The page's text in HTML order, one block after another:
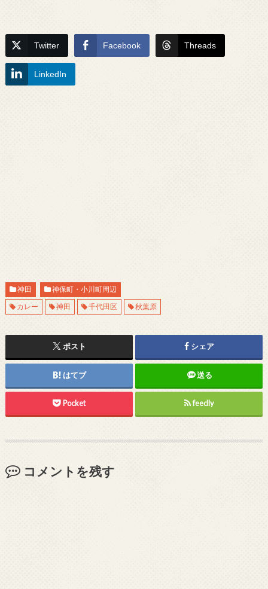
Twitter Facebook Threads
LinkedIn
神田
神保町・小川町周辺
カレー
神田 千代田区 秋葉原
ポスト シェア
はてブ 送る
Pocket feedly
コメントを残す